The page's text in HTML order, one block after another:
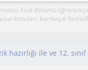
Fizik Bölümü
konuları, karmaşık